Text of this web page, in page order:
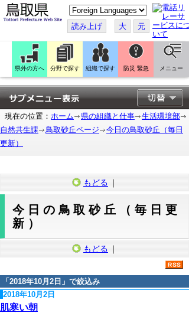
こ
の
ペ
ー
ジ
翻
訳
す
る
読み上げ 大 元
県外の方へ 分野で探す 組織で探す 防災 緊急 メニュー
現在の位置： ホーム 県の組織と仕事
生活環境部
自然共生課
鳥取砂丘ページ
今日の鳥取砂丘（毎日
更新）
もどる ｜
今日の鳥取砂丘（毎日更
新）
もどる ｜
「 2018年10月2日 」で絞込み
2018年10月2日
肌寒い朝